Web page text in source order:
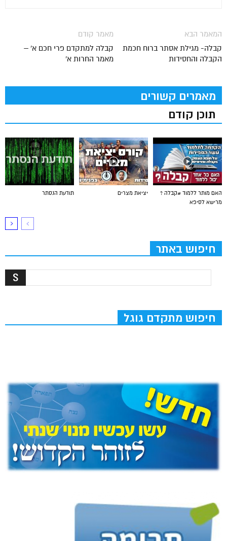
מאמר קודם
קבלה למתקדם פרי חכם א' –
מאמר החרות א'
המאמר הבא
קבלה- מגילת אסתר ברוח חכמת
הקבלה והחסידות
מאמרים קשורים
תוכן קודם
תודעת הנסתר יציאת מצרים
האם מותר ללמוד #קבלה ?
מרישא לסיפא
חיפוש באתר
חיפוש מתקדם גוגל